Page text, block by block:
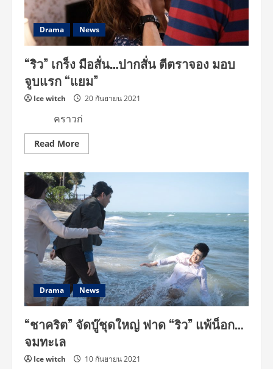
Drama News
“ริว” เกร็ง มือสั่น…ปากสั่น ตีตราจอง มอบ
จูบแรก “แยม”
Ice witch 20 กันยายน 2021
คราวก่
Read MoreRead
more
เกร็ง
มือ
สั่น…
ปาก
สั่น
ตี
ตราจอง
มอบ
แรก
“แยม”
Drama News
“ชาคริต” จัดบู๊ชุดใหญ่ ฟาด “ริว” แพ้น็อก…
จมทะเล
Ice witch 10 กันยายน 2021